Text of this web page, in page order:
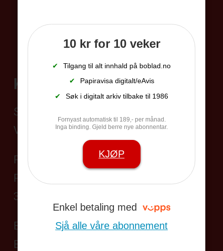
10 kr for 10 veker
✔
Tilgang til alt innhald på boblad.no
✔
Papiravisa digitalt/eAvis
✔
Søk i digitalt arkiv tilbake til 1986
Fornyast automatisk til 189,- per månad.
Inga binding. Gjeld berre nye abonnentar.
KJØP
Enkel betaling med
Sjå alle våre abonnement
Kontakt
Sentralbord 35 95 19 45
Vakttelefon 406 24 528
Postadresse:
Postboks 104,
3833 Bø i Telemark
Besøksadresse:
Bøgata 69, Bø sentrum